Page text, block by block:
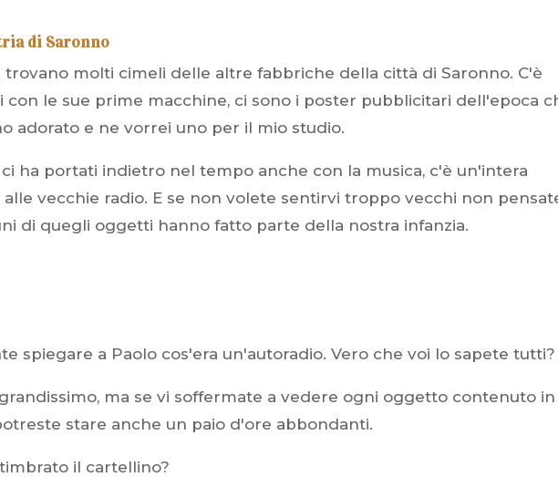
di Saronno
trovano molti cimeli delle altre fabbriche della città di Saronno. C'è
con le sue prime macchine, ci sono i poster pubblicitari dell'epoca
adorato e ne vorrei uno per il mio studio.
ci ha portati indietro nel tempo anche con la musica, c'è un'intera
alle vecchie radio. E se non volete sentirvi troppo vecchi non
di quegli oggetti hanno fatto parte della nostra infanzia.
spiegare a Paolo cos'era un'autoradio. Vero che voi lo sapete tutti?
ma se vi soffermate a vedere ogni oggetto contenuto in
stare anche un paio d'ore abbondanti.
il cartellino?